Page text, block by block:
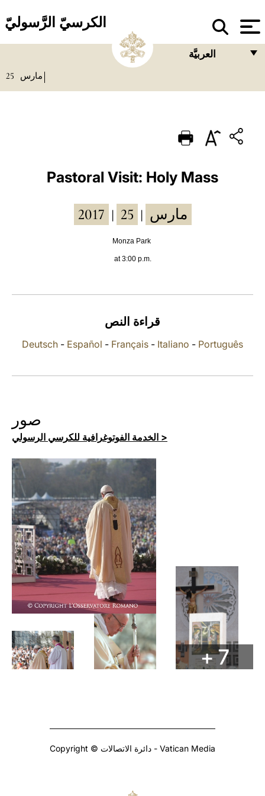
الكرسيّ الرَّسوليّ
العربيَّة
PORTUGUÊS
ESPAÑOL
مارس 25
Pastoral Visit: Holy Mass
2017 مارس 25
Monza Park
at 3:00 p.m.
قراءة النص
Deutsch - Español - Français - Italiano - Português
صور
الخدمة الفوتوغرافية للكرسي الرسولي >
+ 7
Copyright © دائرة الاتصالات - Vatican Media